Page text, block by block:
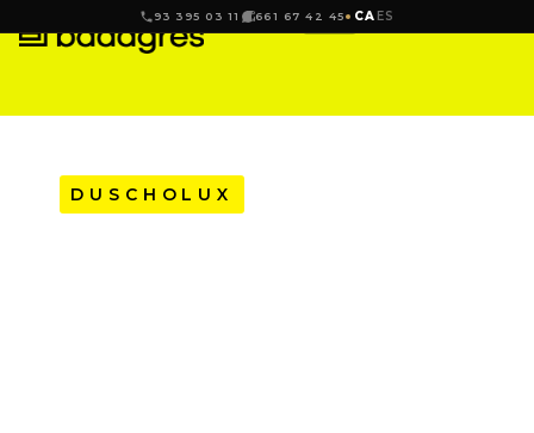
93 395 03 11 661 67 42 45 CA ES
DUSCHOLUX